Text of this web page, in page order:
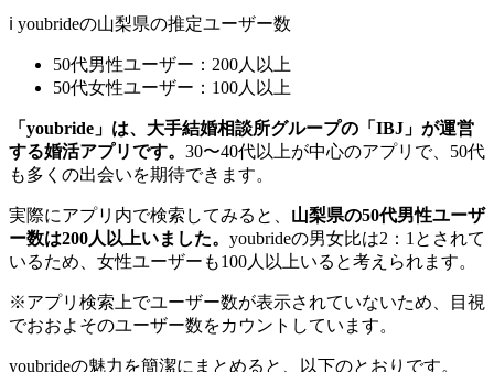
ℹ️ youbrideの山梨県の推定ユーザー数
50代男性ユーザー：200人以上
50代女性ユーザー：100人以上
「youbride」は、大手結婚相談所グループの「IBJ」が運営
する婚活アプリです。 30〜40代以上が中心のアプリで、50代
も多くの出会いを期待できます。
実際にアプリ内で検索してみると、 山梨県の50代男性ユーザ
ー数は200人以上いました。 youbrideの男女比は2：1とされて
いるため、女性ユーザーも100人以上いると考えられます。
※アプリ検索上でユーザー数が表示されていないため、目視
でおおよそのユーザー数をカウントしています。
youbrideの魅力を簡潔にまとめると、以下のとおりです。